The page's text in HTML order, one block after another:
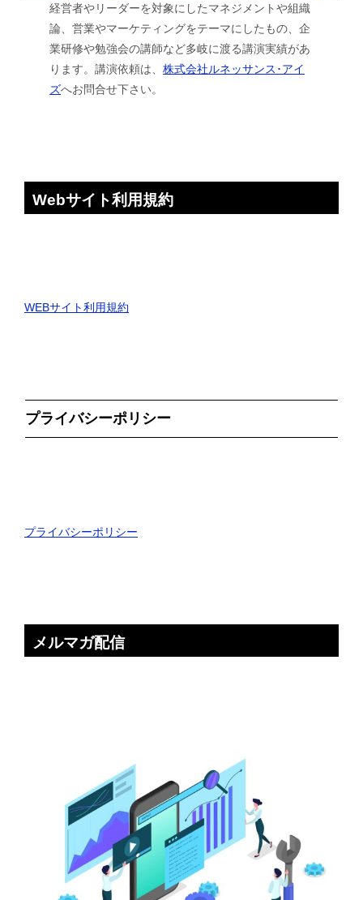
経営者やリーダーを対象にしたマネジメントや組織
論、営業やマーケティングをテーマにしたもの、企
業研修や勉強会の講師など多岐に渡る講演実績があ
ります。講演依頼は、株式会社ルネッサンス･アイ
ズへお問合せ下さい。
Webサイト利用規約
WEBサイト利用規約
プライバシーポリシー
プライバシーポリシー
メルマガ配信